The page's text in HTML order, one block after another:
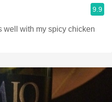
9.9
well with my spicy chicken